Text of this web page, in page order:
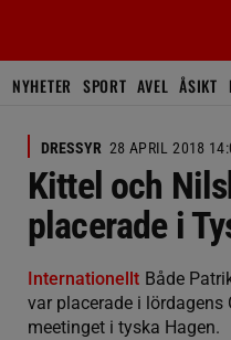
NYHETER SPORT AVEL ÅSIKT
DRESSYR 28 APRIL 2018
Kittel och
placerade i
Internationellt Både
var placerade i
meetinget i tyska Hagen.